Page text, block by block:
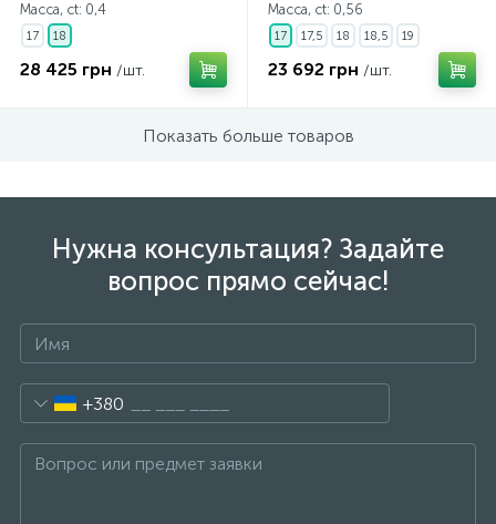
Масса, ct: 0,4
17 18
28 425 грн /шт.
Масса, ct: 0,56
17 17,5 18 18,5 19
23 692 грн /шт.
Показать больше товаров
Нужна консультация? Задайте
вопрос прямо сейчас!
+380